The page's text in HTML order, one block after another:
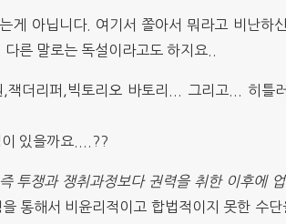
게 아닙니다. 여기서 쫄아서 뭐라고 비난하
른 말로는 독설이라고도 하지요..
잭더리퍼,빅토리오 바토리... 그리고... 히틀
있을까요....??
투쟁과 쟁취과정보다 권력을 취한 이후에
통해서 비윤리적이고 합법적이지 못한 수